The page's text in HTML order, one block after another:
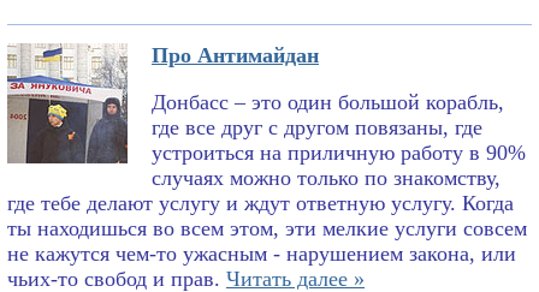
Про Антимайдан
Донбасс – это один большой корабль,
где все друг с другом повязаны, где
устроиться на приличную работу в 90%
случаях можно только по знакомству,
где тебе делают услугу и ждут ответную услугу. Когда
ты находишься во всем этом, эти мелкие услуги совсем
не кажутся чем-то ужасным - нарушением закона, или
чьих-то свобод и прав. Читать далее »